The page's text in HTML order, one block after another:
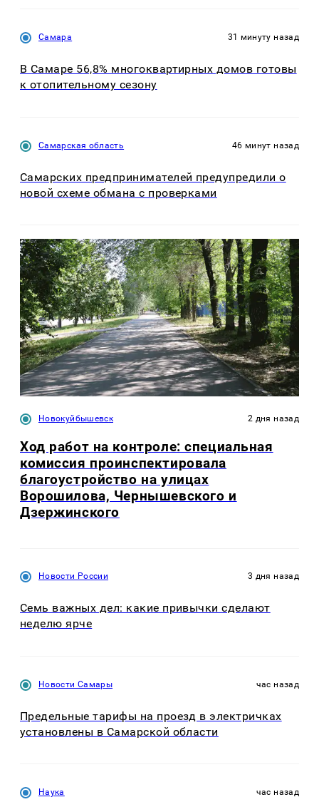
Самара 31 минуту назад
В Самаре 56,8% многоквартирных домов готовы
к отопительному сезону
Самарская область 46 минут назад
Самарских предпринимателей предупредили о
новой схеме обмана с проверками
Новокуйбышевск 2 дня назад
Ход работ на контроле: специальная
комиссия проинспектировала
благоустройство на улицах
Ворошилова, Чернышевского и
Дзержинского
Новости России 3 дня назад
Семь важных дел: какие привычки сделают
неделю ярче
Новости Самары час назад
Предельные тарифы на проезд в электричках
установлены в Самарской области
Наука час назад